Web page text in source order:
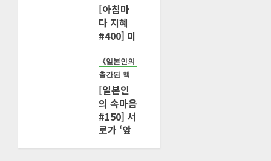
[아침마
다 지혜
#400] 미
책임법’
퇴조가 시
니어 사회
에 던지는
질문
2026년 06
월 29일
0
121
《일본인의 속마음을 해킹하다》
출간된 책
[일본인
의 속마음
#150] 서
로가 ‘앞